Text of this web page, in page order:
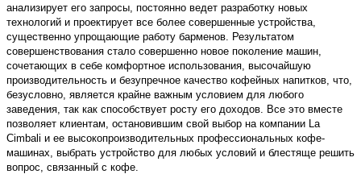
анализирует его запросы, постоянно ведет разработку новых
технологий и проектирует все более совершенные устройства,
существенно упрощающие работу барменов. Результатом
совершенствования стало совершенно новое поколение машин,
сочетающих в себе комфортное использования, высочайшую
производительность и безупречное качество кофейных напитков, что,
безусловно, является крайне важным условием для любого
заведения, так как способствует росту его доходов. Все это вместе
позволяет клиентам, остановившим свой выбор на компании La
Cimbali и ее высокопроизводительных профессиональных кофе-
машинах, выбрать устройство для любых условий и блестяще решить
вопрос, связанный с кофе.